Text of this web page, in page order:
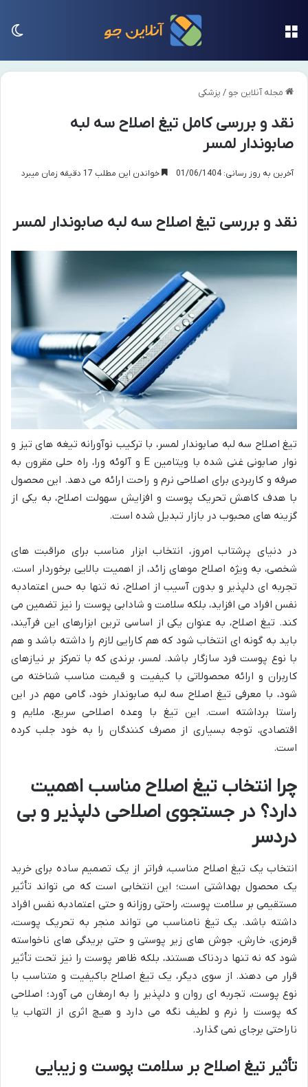
مجله آنلاین جو / پزشکی
نقد و بررسی کامل تیغ اصلاح سه لبه
صابوندار لمسر
آخرین به روز رسانی: 01/06/1404 خواندن این مطلب 17 دقیقه زمان میبرد
نقد و بررسی تیغ اصلاح سه لبه صابوندار لمسر
تیغ اصلاح سه لبه صابوندار لمسر، با ترکیب نوآورانه تیغه های تیز و
نوار صابونی غنی شده با ویتامین E و آلوئه ورا، راه حلی مقرون به
صرفه و کاربردی برای اصلاحی نرم و راحت ارائه می دهد. این محصول
با هدف کاهش تحریک پوست و افزایش سهولت اصلاح، به یکی از
گزینه های محبوب در بازار تبدیل شده است.
در دنیای پرشتاب امروز، انتخاب ابزار مناسب برای مراقبت های
شخصی، به ویژه اصلاح موهای زائد، از اهمیت بالایی برخوردار است.
تجربه ای دلپذیر و بدون آسیب از اصلاح، نه تنها به حس اعتمادبه
نفس افراد می افزاید، بلکه سلامت و شادابی پوست را نیز تضمین می
کند. تیغ اصلاح، به عنوان یکی از اساسی ترین ابزارهای این فرآیند،
باید به گونه ای انتخاب شود که هم کارایی لازم را داشته باشد و هم
با نوع پوست فرد سازگار باشد. لمسر، برندی که با تمرکز بر نیازهای
کاربران و ارائه محصولاتی با کیفیت و قیمت مناسب شناخته می
شود، با معرفی تیغ اصلاح سه لبه صابوندار خود، گامی مهم در این
راستا برداشته است. این تیغ با وعده اصلاحی سریع، ملایم و
اقتصادی، توجه بسیاری از مصرف کنندگان را به خود جلب کرده
است.
چرا انتخاب تیغ اصلاح مناسب اهمیت
دارد؟ در جستجوی اصلاحی دلپذیر و بی
دردسر
انتخاب یک تیغ اصلاح مناسب، فراتر از یک تصمیم ساده برای خرید
یک محصول بهداشتی است؛ این انتخابی است که می تواند تأثیر
مستقیمی بر سلامت پوست، راحتی روزانه و حتی اعتمادبه نفس افراد
داشته باشد. یک تیغ نامناسب می تواند منجر به تحریک پوست،
قرمزی، خارش، جوش های زیر پوستی و حتی بریدگی های ناخواسته
شود که نه تنها دردناک هستند، بلکه ظاهر پوست را نیز تحت تأثیر
قرار می دهند. از سوی دیگر، یک تیغ اصلاح باکیفیت و متناسب با
نوع پوست، تجربه ای روان و دلپذیر را به ارمغان می آورد؛ اصلاحی
که پوست را نرم و لطیف نگه می دارد و هیچ اثری از التهاب یا
ناراحتی برجای نمی گذارد.
تأثیر تیغ اصلاح بر سلامت پوست و زیبایی